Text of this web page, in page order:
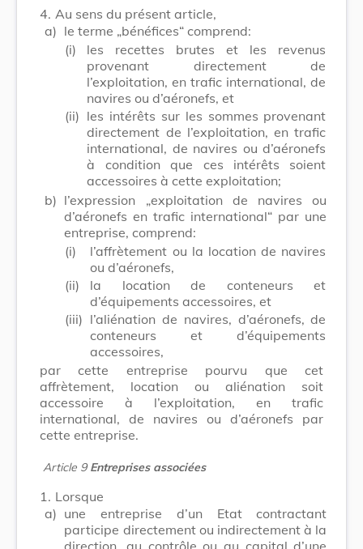
4. Au sens du présent article,
a) le terme „bénéfices“ comprend:
(i)
les recettes brutes et les revenus
provenant directement de
l’exploitation, en trafic international, de
navires ou d’aéronefs, et
(ii) les intérêts sur les sommes provenant
directement de l’exploitation, en trafic
international, de navires ou d’aéronefs
à condition que ces intérêts soient
accessoires à cette exploitation;
b) l’expression „exploitation de navires ou
d’aéronefs en trafic international“ par une
entreprise, comprend:
(i)
l’affrètement ou la location de navires
ou d’aéronefs,
(ii)
la location de conteneurs et
d’équipements accessoires, et
(iii) l’aliénation de navires, d’aéronefs, de
conteneurs et d’équipements
accessoires,
par cette entreprise pourvu que cet
affrètement, location ou aliénation soit
accessoire à l’exploitation, en trafic
international, de navires ou d’aéronefs par
cette entreprise.
Article 9 Entreprises associées
1. Lorsque
a) une entreprise d’un Etat contractant
participe directement ou indirectement à la
direction, au contrôle ou au capital d’une